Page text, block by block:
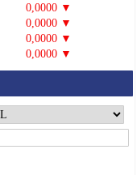
0,0000 ▼
0,0000 ▼
0,0000 ▼
0,0000 ▼